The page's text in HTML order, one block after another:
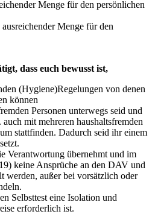
Menge für den persönlichen
Menge für den
dass euch bewusst ist,
(Hygiene)Regelungen von denen
können
Personen unterwegs seid und
mit mehreren haushaltsfremden
stattfinden. Dadurch seid ihr einem
Verantwortung übernehmt und im
keine Ansprüche an den DAV und
werden, außer bei vorsätzlich oder
Selbsttest eine Isolation und
erforderlich ist.